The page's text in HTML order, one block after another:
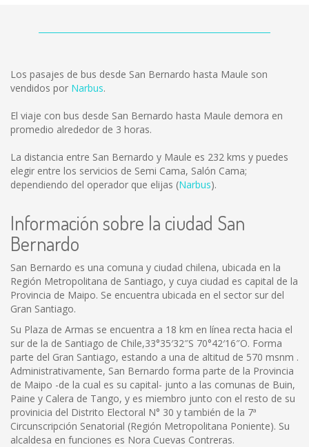
Los pasajes de bus desde San Bernardo hasta Maule son
vendidos por Narbus.
El viaje con bus desde San Bernardo hasta Maule demora en
promedio alrededor de 3 horas.
La distancia entre San Bernardo y Maule es 232 kms y puedes
elegir entre los servicios de Semi Cama, Salón Cama;
dependiendo del operador que elijas (Narbus).
Información sobre la ciudad San
Bernardo
San Bernardo es una comuna y ciudad chilena, ubicada en la
Región Metropolitana de Santiago, y cuya ciudad es capital de la
Provincia de Maipo. Se encuentra ubicada en el sector sur del
Gran Santiago.
Su Plaza de Armas se encuentra a 18 km en línea recta hacia el
sur de la de Santiago de Chile,33°35′32″S 70°42′16″O. Forma
parte del Gran Santiago, estando a una de altitud de 570 msnm .
Administrativamente, San Bernardo forma parte de la Provincia
de Maipo -de la cual es su capital- junto a las comunas de Buin,
Paine y Calera de Tango, y es miembro junto con el resto de su
provinicia del Distrito Electoral N° 30 y también de la 7ª
Circunscripción Senatorial (Región Metropolitana Poniente). Su
alcaldesa en funciones es Nora Cuevas Contreras.